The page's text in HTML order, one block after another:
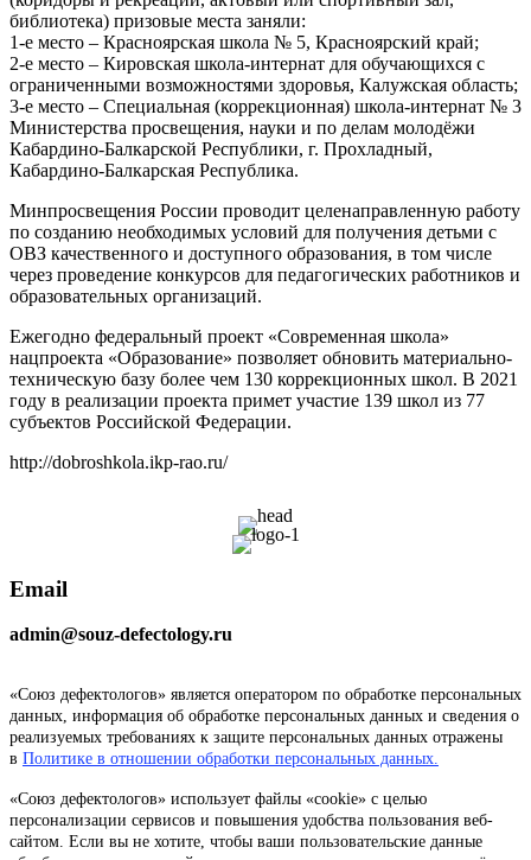
библиотека) призовые места заняли:
1-е место – Красноярская школа № 5, Красноярский край;
2-е место – Кировская школа-интернат для обучающихся с
ограниченными возможностями здоровья, Калужская область;
3-е место – Специальная (коррекционная) школа-интернат № 3
Министерства просвещения, науки и по делам молодёжи
Кабардино-Балкарской Республики, г. Прохладный,
Кабардино-Балкарская Республика.
Минпросвещения России проводит целенаправленную работу
по созданию необходимых условий для получения детьми с
ОВЗ качественного и доступного образования, в том числе
через проведение конкурсов для педагогических работников и
образовательных организаций.
Ежегодно федеральный проект «Современная школа»
нацпроекта «Образование» позволяет обновить материально-
техническую базу более чем 130 коррекционных школ. В 2021
году в реализации проекта примет участие 139 школ из 77
субъектов Российской Федерации.
http://dobroshkola.ikp-rao.ru/
Email
admin@souz-defectology.ru
«Союз дефектологов» является оператором по обработке персональных
данных, информация об обработке персональных данных и сведения о
реализуемых требованиях к защите персональных данных отражены
в Политике в отношении обработки персональных данных.
«Союз дефектологов» использует файлы «cookie» с целью
персонализации сервисов и повышения удобства пользования веб-
сайтом. Если вы не хотите, чтобы ваши пользовательские данные